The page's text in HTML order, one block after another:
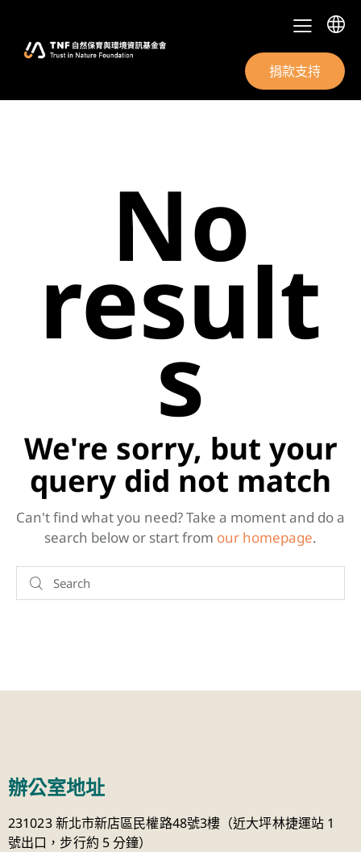
捐款支持
No
result
s
We're sorry, but your
query did not match
Can't find what you need? Take a moment and do a
search below or start from our homepage.
辦公室地址
231023 新北市新店區民權路48號3樓（近大坪林捷運站 1
號出口，步行約 5 分鐘）